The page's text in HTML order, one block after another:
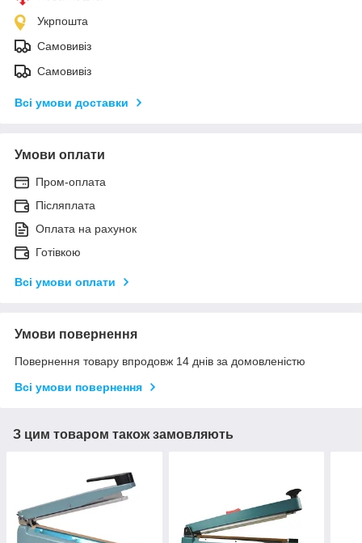
Укрпошта
Самовивіз
Самовивіз
Всі умови доставки
Умови оплати
Пром-оплата
Післяплата
Оплата на рахунок
Готівкою
Всі умови оплати
Умови повернення
Повернення товару впродовж 14 днів за домовленістю
Всі умови повернення
З цим товаром також замовляють